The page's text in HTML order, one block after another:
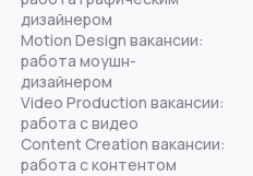
дизайнером
Motion Design вакансии:
работа моушн-
дизайнером
Video Production вакансии:
работа с видео
Content Creation вакансии:
работа с контентом